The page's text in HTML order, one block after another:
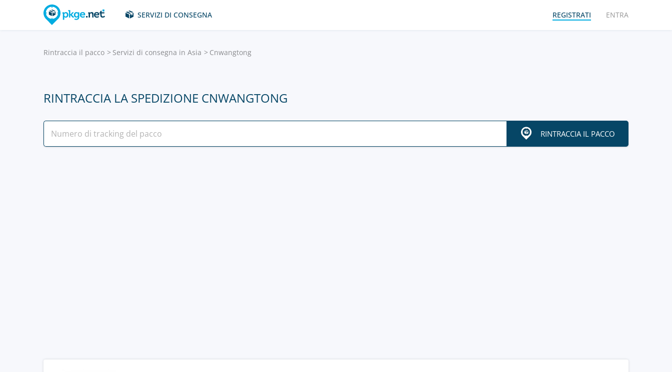
SERVIZI DI CONSEGNA REGISTRATI ENTRA
Rintraccia il pacco Servizi di consegna in Asia Сnwangtong
RINTRACCIA LA SPEDIZIONE СNWANGTONG
RINTRACCIA IL PACCO